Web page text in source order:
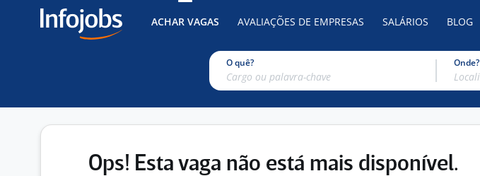
ACHAR VAGAS AVALIAÇÕES DE EMPRESAS SALÁRIOS BLOG
O quê? Onde?
Ops! Esta vaga não está mais disponível.